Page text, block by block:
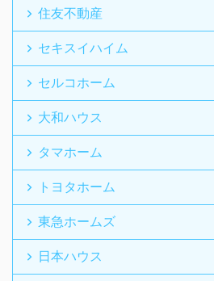
住友不動産
セキスイハイム
セルコホーム
大和ハウス
タマホーム
トヨタホーム
東急ホームズ
日本ハウス